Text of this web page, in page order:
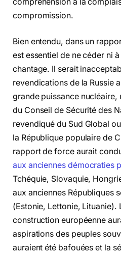
compromission.
Bien entendu, dans un
est essentiel de ne céder ni
chantage. Il serait
revendications de la Russie
grande puissance nucléaire,
du Conseil de Sécurité des
revendiqué du Sud Global
la République populaire de
rapport de force aurait
aux anciennes démocraties
Tchéquie, Slovaquie,
aux anciennes Républiques
(Estonie, Lettonie, Lituanie).
construction européenne
aspirations des peuples
auraient été bafouées et la